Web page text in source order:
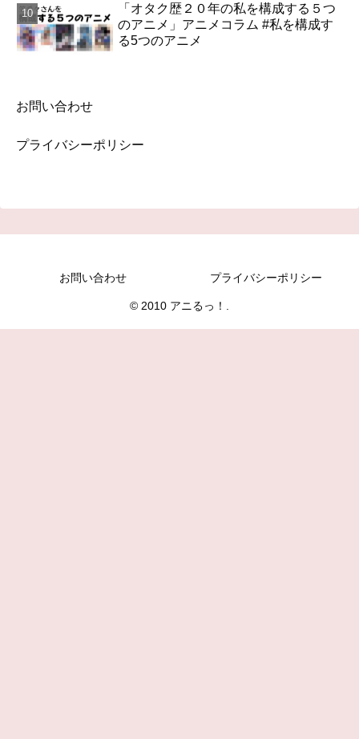
「オタク歴２０年の私を構成する５つ
のアニメ」アニメコラム #私を構成す
る5つのアニメ
お問い合わせ
プライバシーポリシー
お問い合わせ プライバシーポリシー
© 2010 アニるっ！.